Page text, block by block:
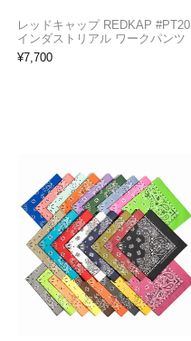
レッドキャップ REDKAP #PT20
インダストリアル ワークパンツ
¥7,700